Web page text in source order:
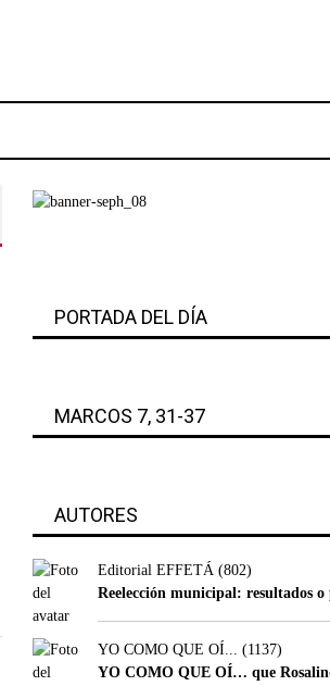
PORTADA DEL DÍA
MARCOS 7, 31-37
AUTORES
Editorial EFFETÁ (802)
Reelección municipal: resultados o
YO COMO QUE OÍ... (1137)
YO COMO QUE OÍ… que